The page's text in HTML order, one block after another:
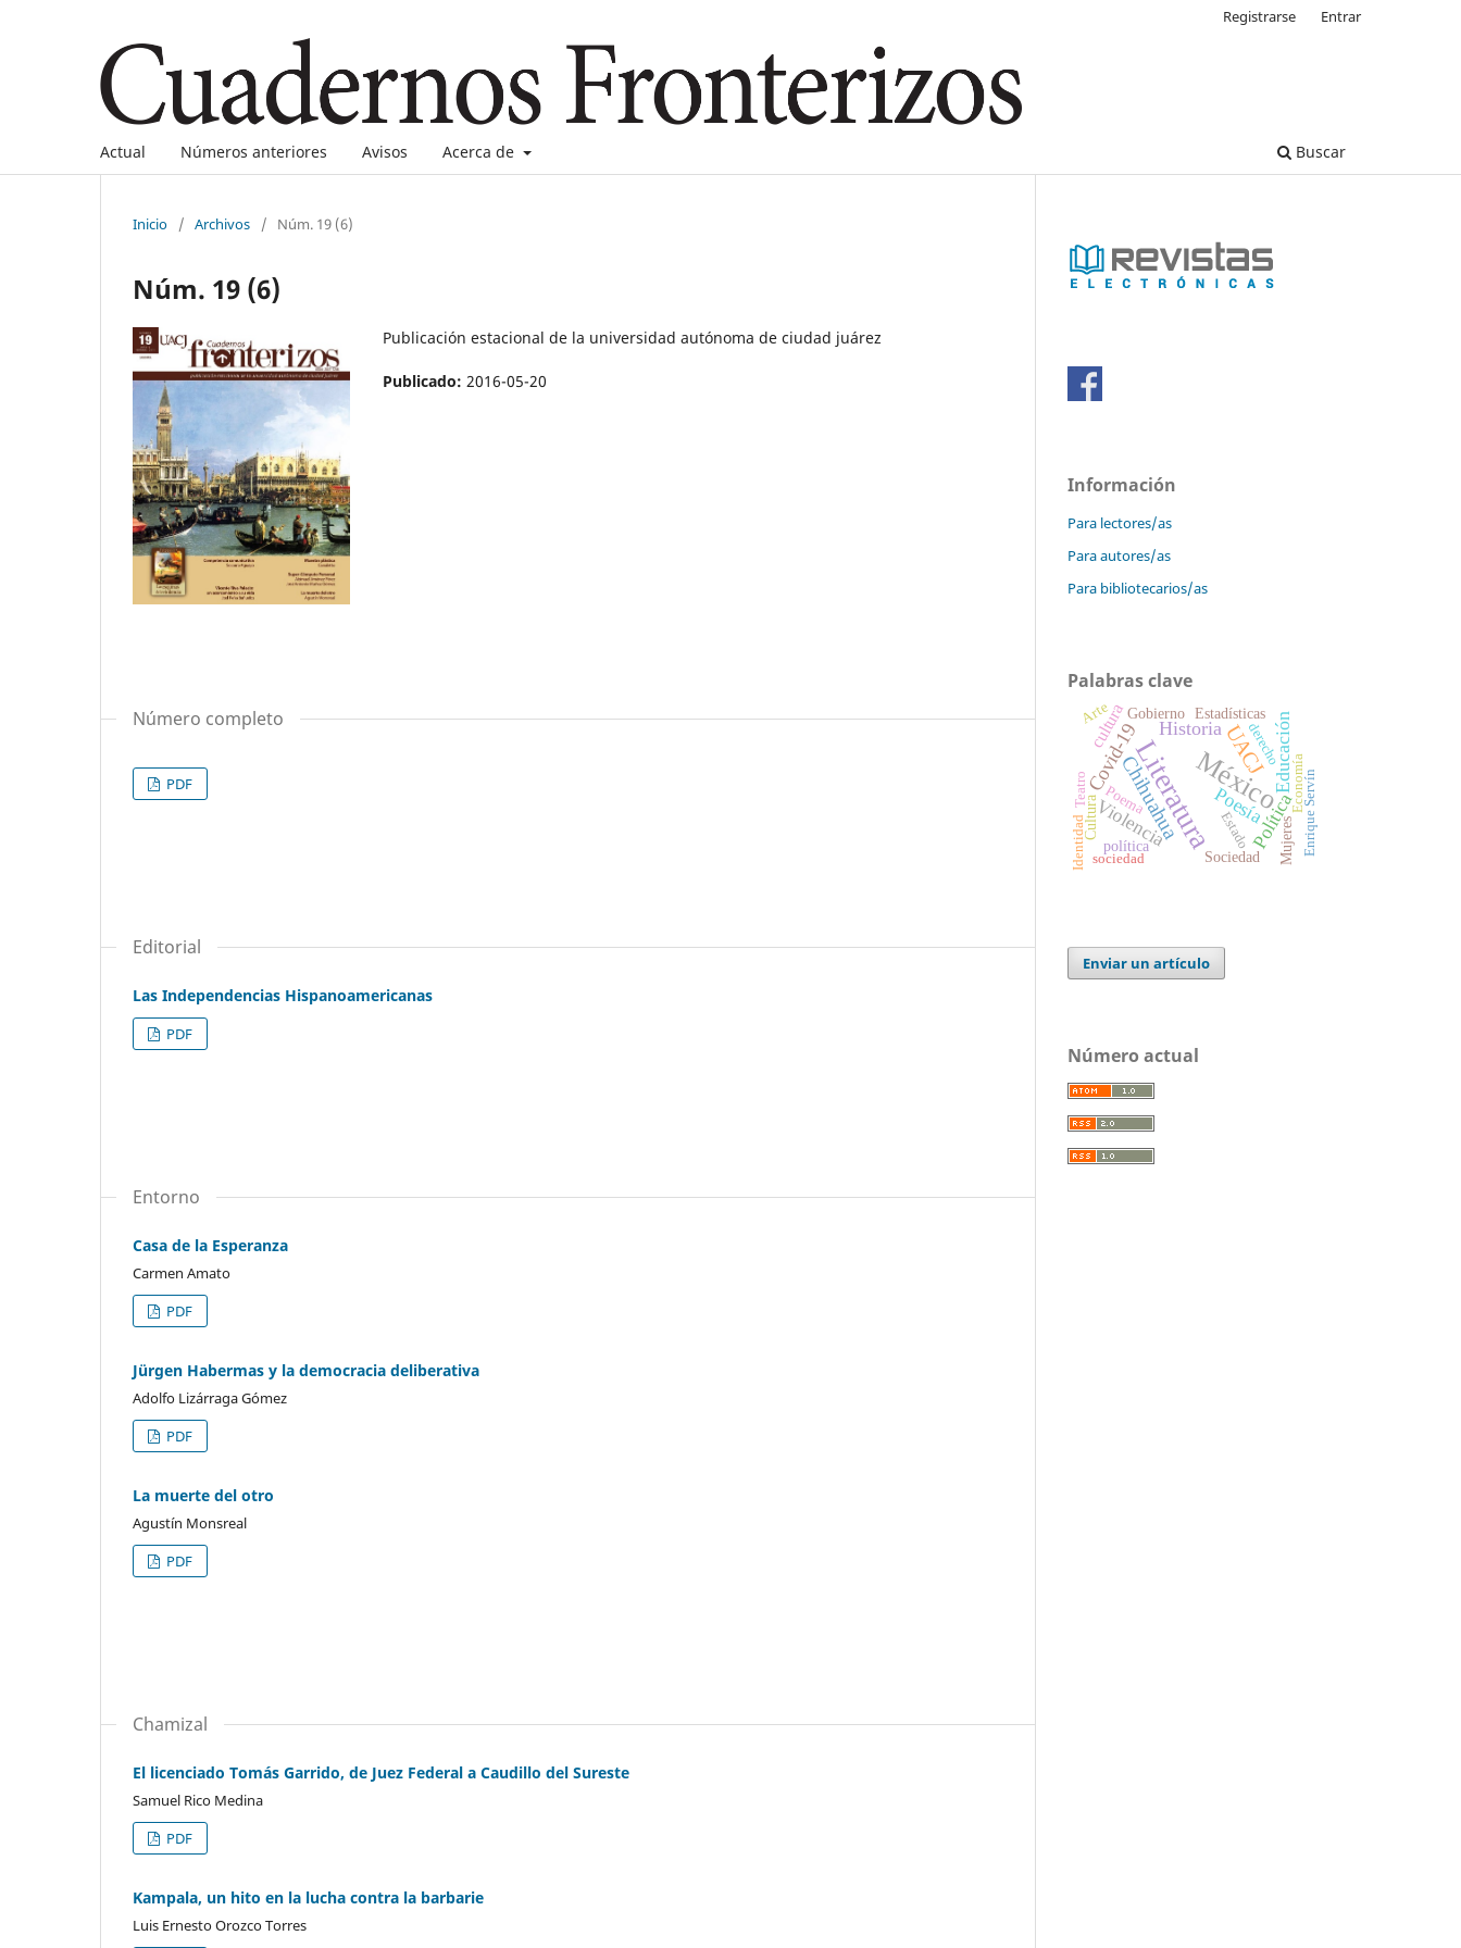
Actual Números anteriores Avisos Acerca de Buscar
Registrarse Entrar
Inicio / Archivos / Núm. 19 (6)
Núm. 19 (6)
Publicación estacional de la universidad autónoma de ciudad juárez
Publicado: 2016-05-20
Número completo
PDF
Editorial
Las Independencias Hispanoamericanas
PDF
Entorno
Casa de la Esperanza
Carmen Amato
PDF
Jürgen Habermas y la democracia deliberativa
Adolfo Lizárraga Gómez
PDF
La muerte del otro
Agustín Monsreal
PDF
Chamizal
El licenciado Tomás Garrido, de Juez Federal a Caudillo del Sureste
Samuel Rico Medina
PDF
Kampala, un hito en la lucha contra la barbarie
Luis Ernesto Orozco Torres
Información
Para lectores/as
Para autores/as
Para bibliotecarios/as
Palabras clave
LiteraturaMéxico
UACJ
Chihuahua
Historia
Covid-19
Poesía
Violencia
Educación
Política
cultura Estadísticas
política
CulturaPoema
Arte
Sociedad Mujeres
Gobierno
sociedad
derecho
Teatro EconomíaEnrique Servín
Identidad Estado
Enviar un artículo
Número actual